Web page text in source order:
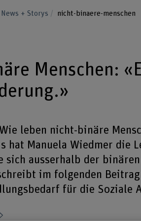
News + Storys nicht-binaere-menschen
Menschen:
leben nicht-binäre
hat Manuela Wiedmer die
sich ausserhalb der
im folgenden
für die Soziale
Teilen